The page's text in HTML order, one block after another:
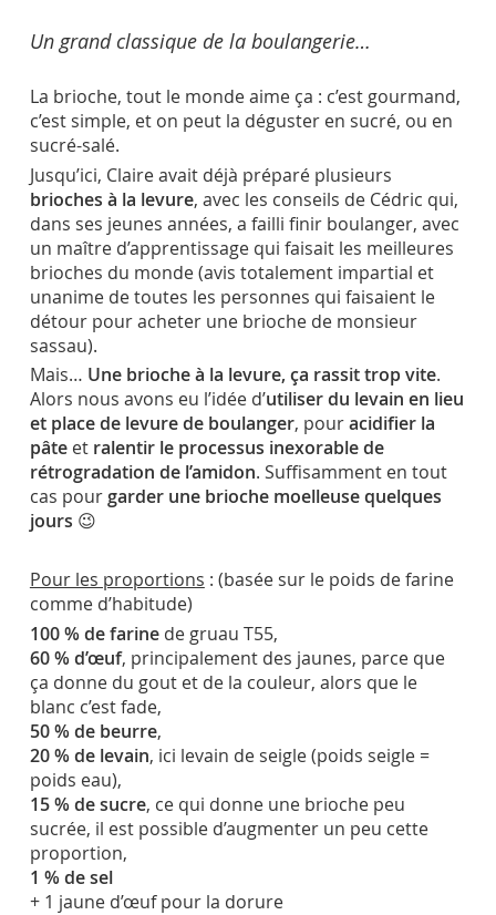
Un grand classique de la boulangerie…
La brioche, tout le monde aime ça : c’est gourmand,
c’est simple, et on peut la déguster en sucré, ou en
sucré-salé.
Jusqu’ici, Claire avait déjà préparé plusieurs
brioches à la levure, avec les conseils de Cédric qui,
dans ses jeunes années, a failli finir boulanger, avec
un maître d’apprentissage qui faisait les meilleures
brioches du monde (avis totalement impartial et
unanime de toutes les personnes qui faisaient le
détour pour acheter une brioche de monsieur
sassau).
Mais… Une brioche à la levure, ça rassit trop vite.
Alors nous avons eu l’idée d’utiliser du levain en lieu
et place de levure de boulanger, pouracidifier la
pâteet ralentir le processus inexorable de
rétrogradation de l’amidon. Suffisamment en tout
cas pourgarder une brioche moelleuse quelques
jours 😉
Pour les proportions : (basée sur le poids de farine
comme d’habitude)
100 % de farinede gruau T55,
60 % d’œuf, principalement des jaunes, parce que
ça donne du gout et de la couleur, alors que le
blanc c’est fade,
50 % de beurre,
20 % de levain, ici levain de seigle (poids seigle =
poids eau),
15 % de sucre, ce qui donne une brioche peu
sucrée, il est possible d’augmenter un peu cette
proportion,
1 % de sel
+ 1 jaune d’œuf pour la dorure